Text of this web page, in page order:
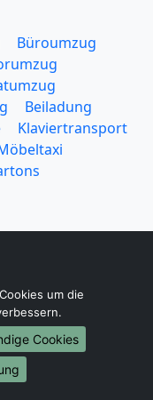
Büroumzug
Beiladung
Klaviertransport
um die
Cookies